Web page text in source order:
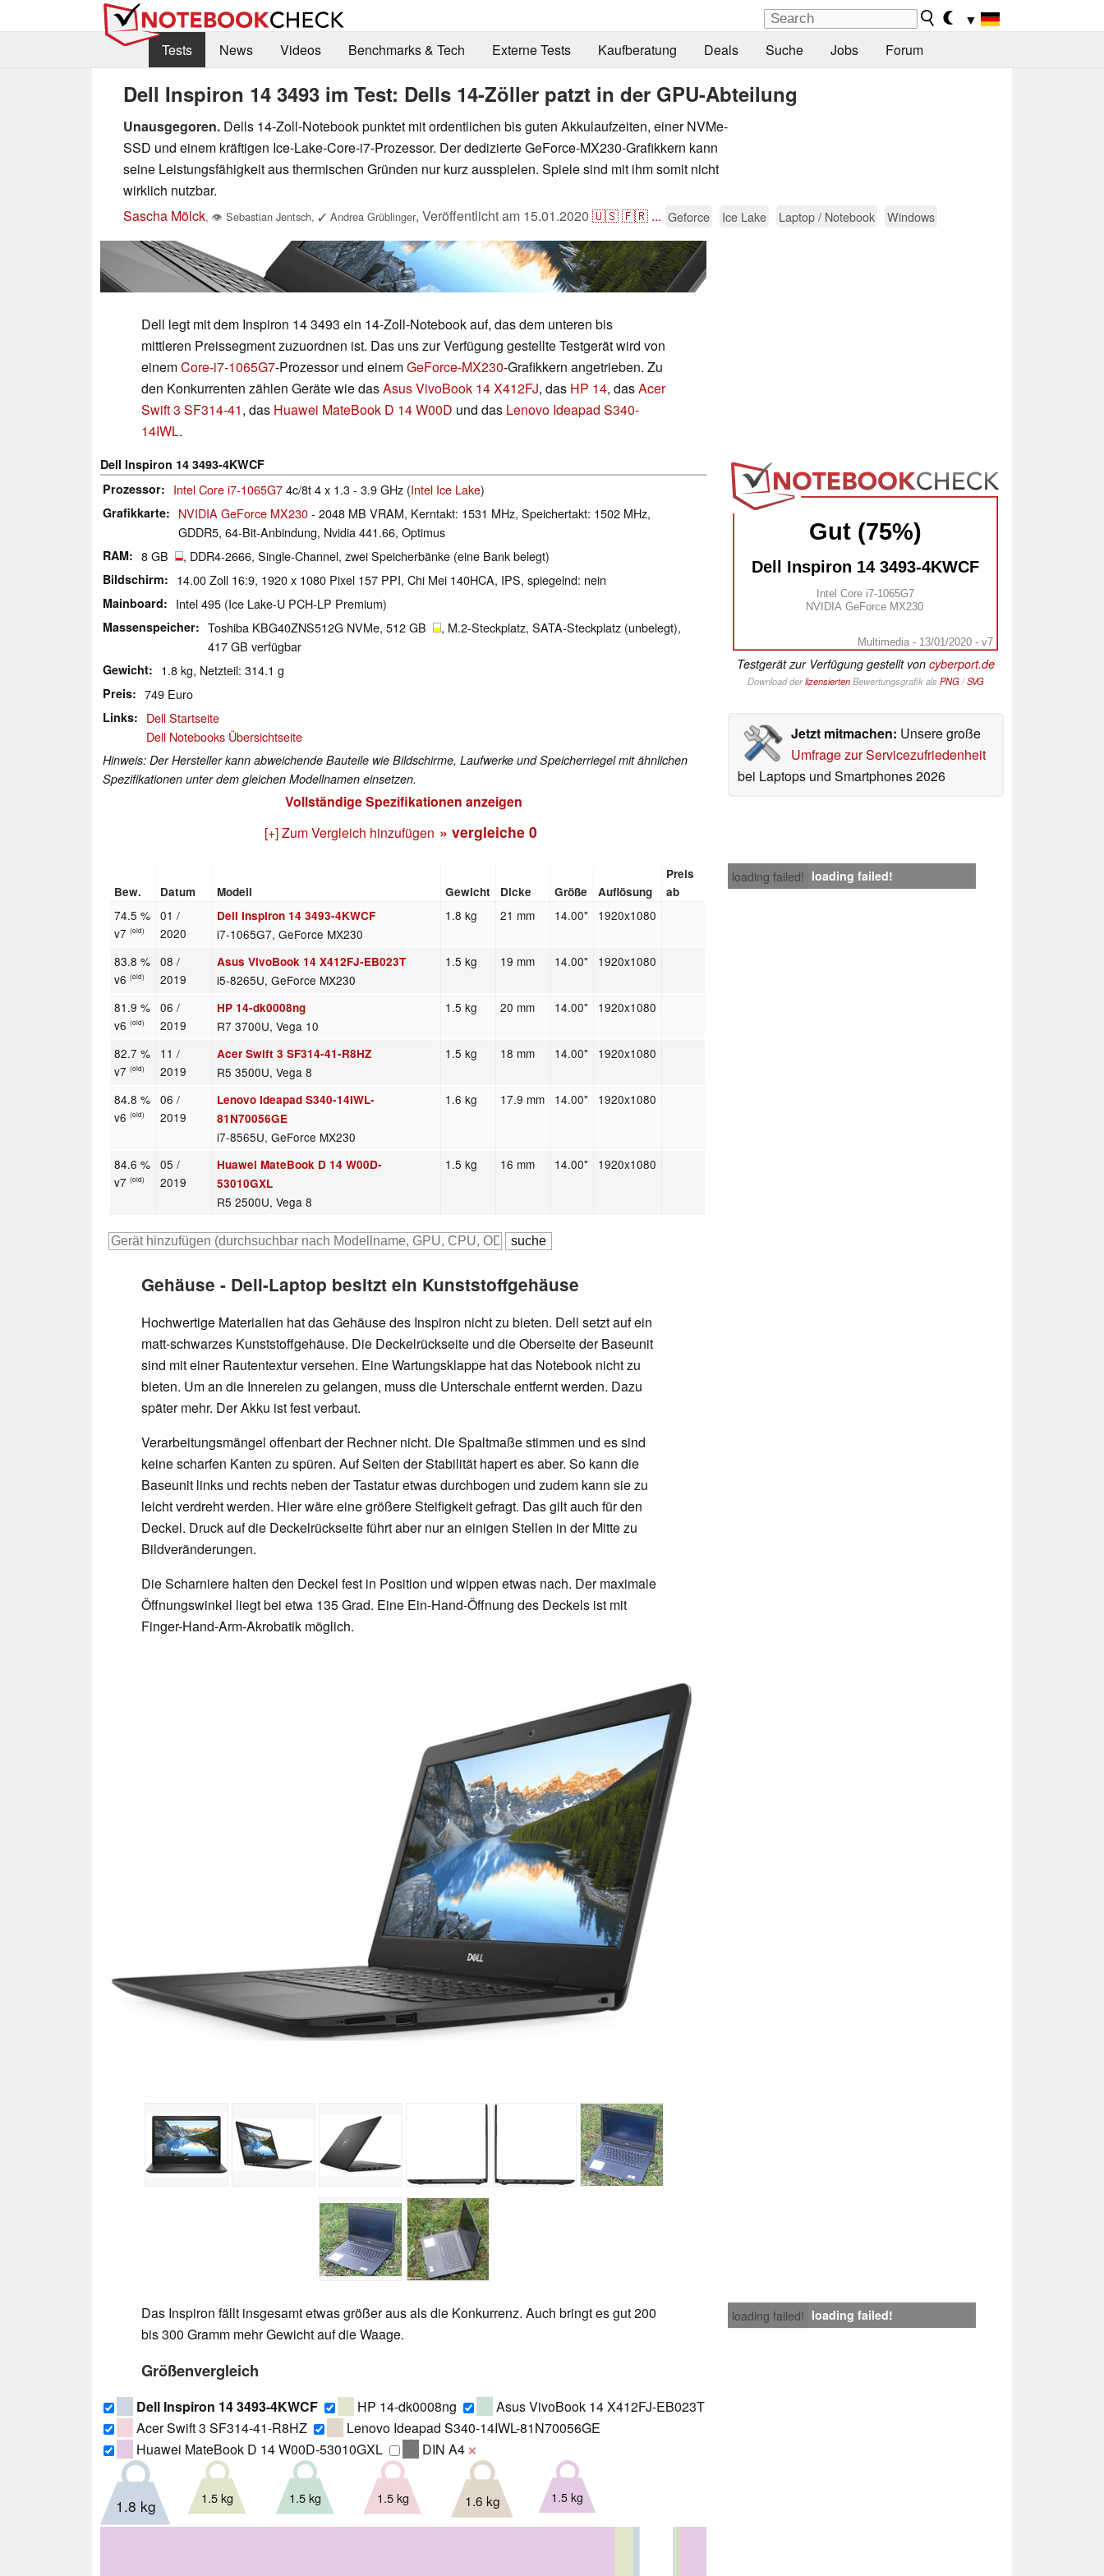
▼
Tests
News Videos Benchmarks & Tech Externe Tests Kaufberatung Deals Suche Jobs Forum
Dell Inspiron 14 3493 im Test: Dells 14-Zöller patzt in der GPU-Abteilung
Unausgegoren. Dells 14-Zoll-Notebook punktet mit ordentlichen bis guten Akkulaufzeiten, einer NVMe-
SSD und einem kräftigen Ice-Lake-Core-i7-Prozessor. Der dedizierte GeForce-MX230-Grafikkern kann
seine Leistungsfähigkeit aus thermischen Gründen nur kurz ausspielen. Spiele sind mit ihm somit nicht
wirklich nutzbar.
Sascha Mölck, 👁 Sebastian Jentsch, ✓ Andrea Grüblinger, Veröffentlicht am 15.01.2020 🇺🇸🇫🇷 ... Geforce Ice Lake Laptop / Notebook Windows
Dell legt mit dem Inspiron 14 3493 ein 14-Zoll-Notebook auf, das dem unteren bis
mittleren Preissegment zuzuordnen ist. Das uns zur Verfügung gestellte Testgerät wird von
einemCore-i7-1065G7-Prozessor und einemGeForce-MX230-Grafikkern angetrieben. Zu
den Konkurrenten zählen Geräte wie dasAsus VivoBook 14 X412FJ, das HP 14, dasAcer
Swift 3 SF314-41, das Huawei MateBook D 14 W00D und das Lenovo Ideapad S340-
14IWL.
Gut (75%)
Dell Inspiron 14 3493-4KWCF
Intel Core i7-1065G7
NVIDIA GeForce MX230
Multimedia - 13/01/2020 - v7
Testgerät zur Verfügung gestellt von cyberport.de
Download derlizensiertenBewertungsgrafik als PNG/SVG
Jetzt mitmachen: Unsere große
Umfrage zur Servicezufriedenheit
bei Laptops und Smartphones 2026
Dell Inspiron 14 3493-4KWCF
Prozessor
Intel Core i7-1065G74c/8t 4 x 1.3 - 3.9 GHz (Intel Ice Lake)
Grafikkarte NVIDIA GeForce MX230- 2048 MB VRAM, Kerntakt: 1531 MHz, Speichertakt: 1502 MHz,
GDDR5, 64-Bit-Anbindung, Nvidia 441.66, Optimus
RAM 8 GB , DDR4-2666, Single-Channel, zwei Speicherbänke (eine Bank belegt)
Bildschirm 14.00 Zoll 16:9, 1920 x 1080 Pixel 157 PPI, Chi Mei 140HCA, IPS, spiegelnd: nein
Mainboard Intel 495 (Ice Lake-U PCH-LP Premium)
Massenspeicher Toshiba KBG40ZNS512G NVMe, 512 GB
, M.2-Steckplatz, SATA-Steckplatz (unbelegt),
417 GB verfügbar
Gewicht 1.8 kg, Netzteil: 314.1 g
Preis 749 Euro
Links
Dell Startseite
Dell Notebooks Übersichtseite
Hinweis: Der Hersteller kann abweichende Bauteile wie Bildschirme, Laufwerke und Speicherriegel mit ähnlichen
Spezifikationen unter dem gleichen Modellnamen einsetzen.
Vollständige Spezifikationen anzeigen
[+] Zum Vergleich hinzufügen » vergleiche 0
loading failed! loading failed!
Bew. Datum Modell Gewicht Dicke Größe Auflösung
Preis
ab
74.5 %
v7(old)
01 /
2020
Dell Inspiron 14 3493-4KWCF
i7-1065G7, GeForce MX230
1.8 kg 21 mm 14.00" 1920x1080
83.8 %
v6(old)
08 /
2019
Asus VivoBook 14 X412FJ-EB023T
i5-8265U, GeForce MX230
1.5 kg 19 mm 14.00" 1920x1080
81.9 %
v6(old)
06 /
2019
HP 14-dk0008ng
R7 3700U, Vega 10
1.5 kg 20 mm 14.00" 1920x1080
82.7 %
v7(old)
11 /
2019
Acer Swift 3 SF314-41-R8HZ
R5 3500U, Vega 8
1.5 kg 18 mm 14.00" 1920x1080
84.8 %
v6(old)
06 /
2019
Lenovo Ideapad S340-14IWL-
81N70056GE
i7-8565U, GeForce MX230
1.6 kg 17.9 mm 14.00" 1920x1080
84.6 %
v7(old)
05 /
2019
Huawei MateBook D 14 W00D-
53010GXL
R5 2500U, Vega 8
1.5 kg 16 mm 14.00" 1920x1080
Gehäuse - Dell-Laptop besitzt ein Kunststoffgehäuse
Hochwertige Materialien hat das Gehäuse des Inspiron nicht zu bieten. Dell setzt auf ein
matt-schwarzes Kunststoffgehäuse. Die Deckelrückseite und die Oberseite der Baseunit
sind mit einer Rautentextur versehen. Eine Wartungsklappe hat das Notebook nicht zu
bieten. Um an die Innereien zu gelangen, muss die Unterschale entfernt werden. Dazu
später mehr. Der Akku ist fest verbaut.
Verarbeitungsmängel offenbart der Rechner nicht. Die Spaltmaße stimmen und es sind
keine scharfen Kanten zu spüren. Auf Seiten der Stabilität hapert es aber. So kann die
Baseunit links und rechts neben der Tastatur etwas durchbogen und zudem kann sie zu
leicht verdreht werden. Hier wäre eine größere Steifigkeit gefragt. Das gilt auch für den
Deckel. Druck auf die Deckelrückseite führt aber nur an einigen Stellen in der Mitte zu
Bildveränderungen.
Die Scharniere halten den Deckel fest in Position und wippen etwas nach. Der maximale
Öffnungswinkel liegt bei etwa 135 Grad. Eine Ein-Hand-Öffnung des Deckels ist mit
Finger-Hand-Arm-Akrobatik möglich.
loading failed! loading failed!
Das Inspiron fällt insgesamt etwas größer aus als die Konkurrenz. Auch bringt es gut 200
bis 300 Gramm mehr Gewicht auf die Waage.
Größenvergleich
Dell Inspiron 14 3493-4KWCF HP 14-dk0008ng
Asus VivoBook 14 X412FJ-EB023T
Acer Swift 3 SF314-41-R8HZ
Lenovo Ideapad S340-14IWL-81N70056GE
Huawei MateBook D 14 W00D-53010GXL
DIN A4 ❌
1.8 kg 1.5 kg 1.5 kg 1.5 kg 1.6 kg 1.5 kg